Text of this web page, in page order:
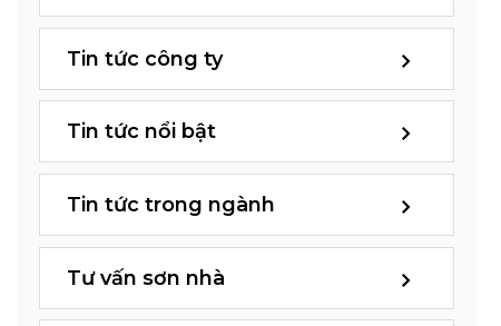
Tin tức công ty
Tin tức nổi bật
Tin tức trong ngành
Tư vấn sơn nhà